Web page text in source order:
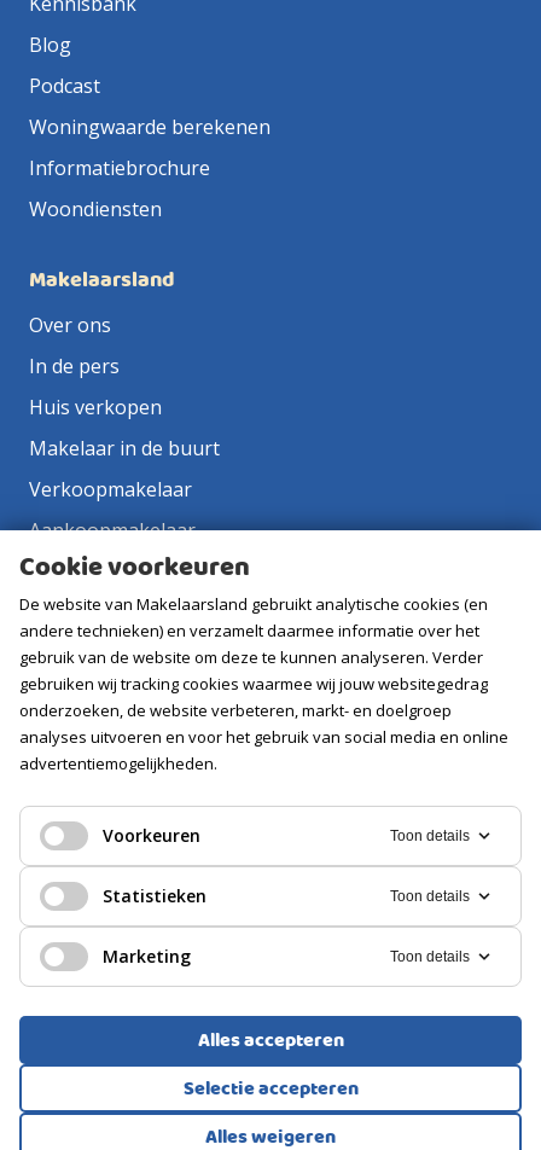
Blog
Podcast
Woningwaarde berekenen
Informatiebrochure
Woondiensten
Makelaarsland
Over ons
In de pers
Huis verkopen
Makelaar in de buurt
Verkoopmakelaar
Aankoopmakelaar
Contact
Vacatures
Volg ons
Voorwaarden Privacyverklaring
Cookie voorkeuren
De website van Makelaarsland gebruikt analytische cookies (en
andere technieken) en verzamelt daarmee informatie over het
gebruik van de website om deze te kunnen analyseren. Verder
gebruiken wij tracking cookies waarmee wij jouw websitegedrag
onderzoeken, de website verbeteren, markt- en doelgroep
analyses uitvoeren en voor het gebruik van social media en online
advertentiemogelijkheden.
Voorkeuren Toon details
Statistieken Toon details
Marketing Toon details
Alles accepteren
Selectie accepteren
Alles weigeren